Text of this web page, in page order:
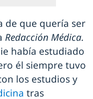
de que quería ser
Redacción Médica.
había estudiado
él siempre tuvo
los estudios y
tras